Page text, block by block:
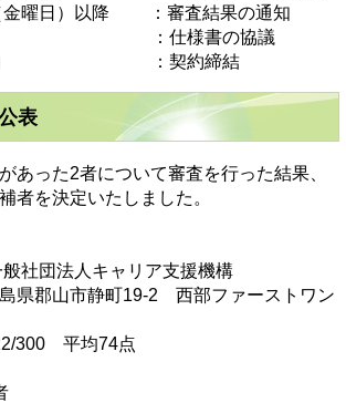
金曜日）以降 ：審査結果の通知
旬 ：仕様書の協議
下旬 ：契約締結
表
あった2者について審査を行った結果、
者を決定いたしました。
団法人キャリア支援機構
郡山市静町19-2 西部ファーストワン
300 平均74点